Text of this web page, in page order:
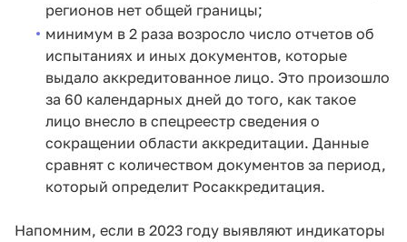
регионов нет общей границы;
минимум в 2 раза возросло число отчетов об
испытаниях и иных документов, которые
выдало аккредитованное лицо. Это произошло
за 60 календарных дней до того, как такое
лицо внесло в спецреестр сведения о
сокращении области аккредитации. Данные
сравнят с количеством документов за период,
который определит Росаккредитация.
Напомним, если в 2023 году выявляют индикаторы